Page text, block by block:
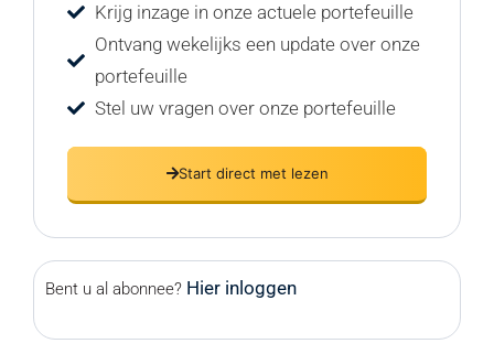
Krijg inzage in onze actuele portefeuille
Ontvang wekelijks een update over onze
portefeuille
Stel uw vragen over onze portefeuille
Start direct met lezen
Bent u al abonnee? Hier inloggen